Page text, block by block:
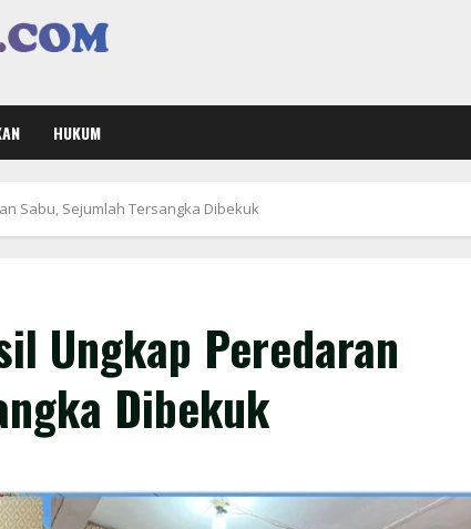
HUKUM
Sabu, Sejumlah Tersangka Dibekuk
Ungkap Peredaran
Dibekuk